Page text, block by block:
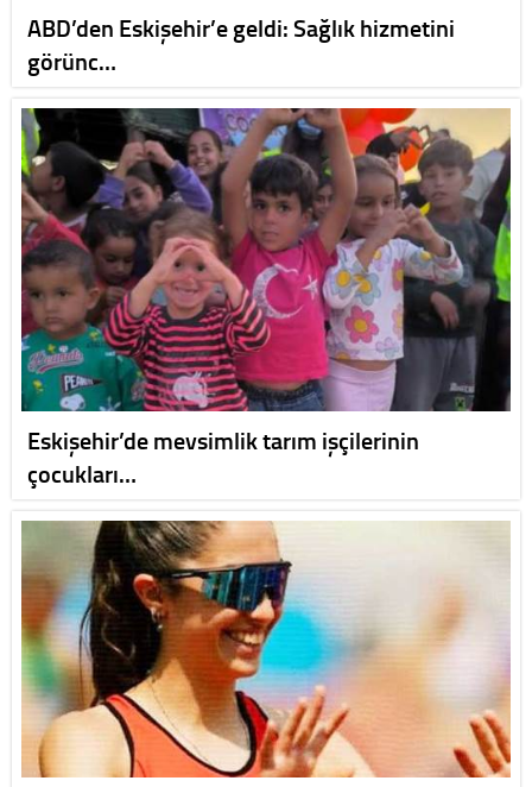
ABD’den Eskişehir’e geldi: Sağlık hizmetini
görünc…
Eskişehir’de mevsimlik tarım işçilerinin
çocukları…